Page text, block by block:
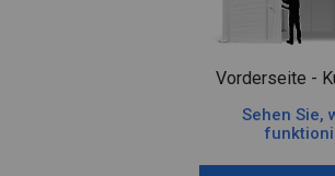
Vorderseite -
Sehen Sie,